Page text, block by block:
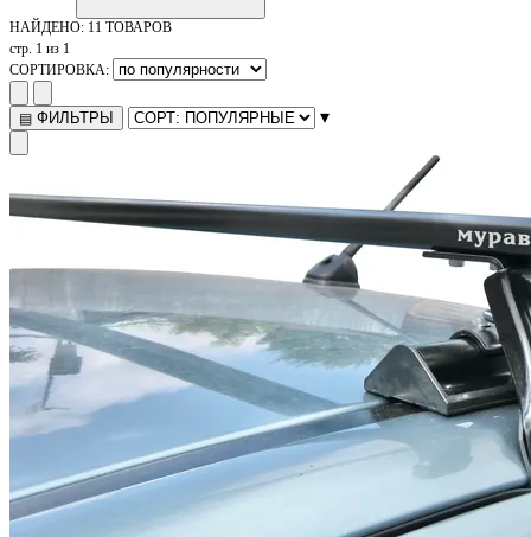
НАЙДЕНО: 11 ТОВАРОВ
стр. 1 из 1
СОРТИРОВКА:
▤ ФИЛЬТРЫ ▾